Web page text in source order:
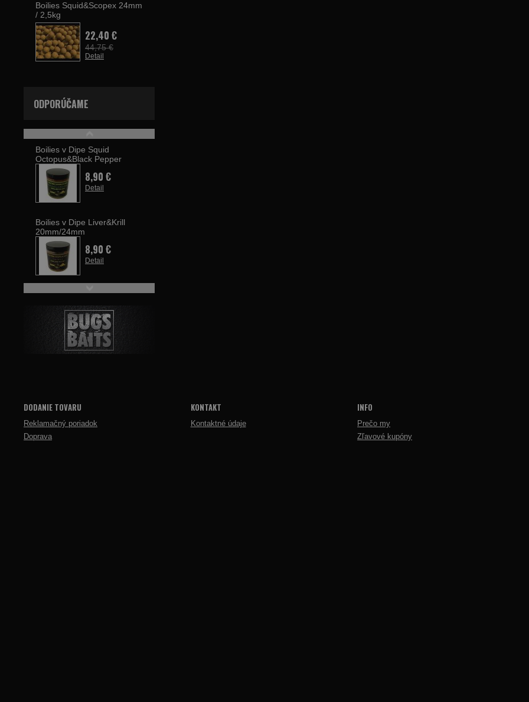
Boilies Squid&Scopex 24mm
/ 2,5kg
22,40 €
44,75 €
Detail
ODPORÚČAME
Boilies v Dipe Squid
Octopus&Black Pepper
20mm/24mm
8,90 €
Detail
Boilies v Dipe Liver&Krill
20mm/24mm
8,90 €
Detail
DODANIE TOVARU
Reklamačný poriadok
Doprava
KONTAKT
Kontaktné údaje
INFO
Prečo my
Zľavové kupóny